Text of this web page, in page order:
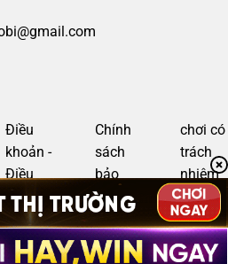
Điều
khoản -
Điều
kiện
Chính
sách
bảo
mật
chơi có
trách
nhiệm
gamebaidoithuong.mobi